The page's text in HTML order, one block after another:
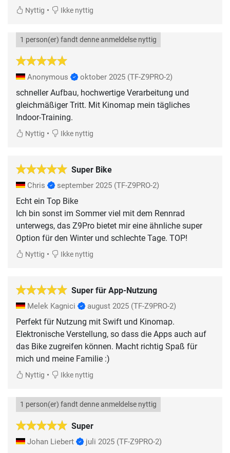
Nyttig • Ikke nyttig
1 person(er) fandt denne anmeldelse nyttig
Anonymous oktober 2025 (TF-Z9PRO-2)
schneller Aufbau, hochwertige Verarbeitung und
gleichmäßiger Tritt. Mit Kinomap mein tägliches
Indoor-Training.
Nyttig • Ikke nyttig
Super Bike
Chris september 2025 (TF-Z9PRO-2)
Echt ein Top Bike
Ich bin sonst im Sommer viel mit dem Rennrad
unterwegs, das Z9Pro bietet mir eine ähnliche super
Option für den Winter und schlechte Tage. TOP!
Nyttig • Ikke nyttig
Super für App-Nutzung
Melek Kagnici august 2025 (TF-Z9PRO-2)
Perfekt für Nutzung mit Swift und Kinomap.
Elektronische Verstellung, so dass die Apps auch auf
das Bike zugreifen können. Macht richtig Spaß für
mich und meine Familie :)
Nyttig • Ikke nyttig
Super
1 person(er) fandt denne anmeldelse nyttig
Johan Liebert juli 2025 (TF-Z9PRO-2)